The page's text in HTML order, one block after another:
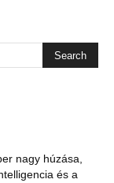
nagy húzása,
és a